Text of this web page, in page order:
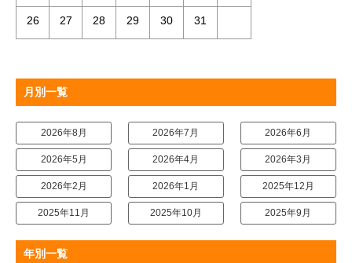
26 27 28 29 30 31
月別一覧
2026年8月 2026年7月 2026年6月
2026年5月 2026年4月 2026年3月
2026年2月 2026年1月 2025年12月
2025年11月 2025年10月 2025年9月
年別一覧